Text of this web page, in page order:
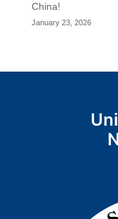
China!
January 23, 2026